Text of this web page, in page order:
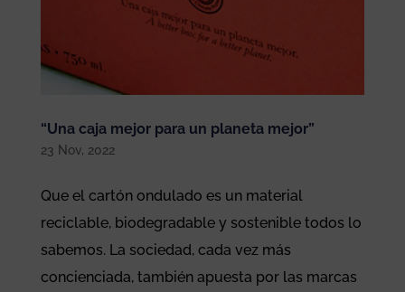
“Una caja mejor para un planeta mejor”
23 Nov, 2022
Que el cartón ondulado es un material
reciclable, biodegradable y sostenible todos lo
sabemos. La sociedad, cada vez más
concienciada, también apuesta por las marcas